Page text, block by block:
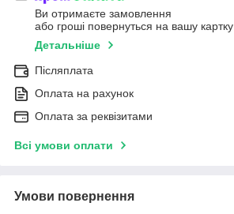
Ви отримаєте замовлення
або гроші повернуться на вашу картку
Детальніше
Післяплата
Оплата на рахунок
Оплата за реквізитами
Всі умови оплати
Умови повернення